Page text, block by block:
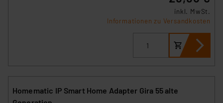
inkl. MwSt.
Informationen zu Versandkosten
Homematic IP Smart Home Adapter Gira 55 alte